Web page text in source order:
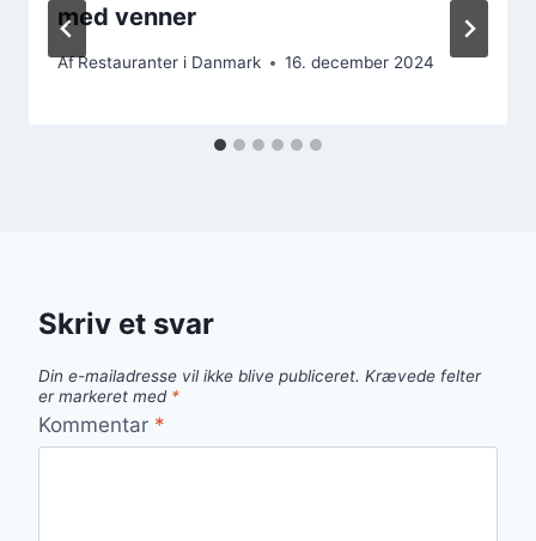
med venner
AfRestauranter i Danmark 16. december 2024
Skriv et svar
Din e-mailadresse vil ikke blive publiceret. Krævede felter
er markeret med *
Kommentar *